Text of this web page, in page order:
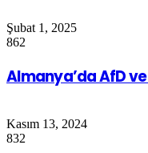
Şubat 1, 2025
862
Almanya’da AfD
Kasım 13, 2024
832